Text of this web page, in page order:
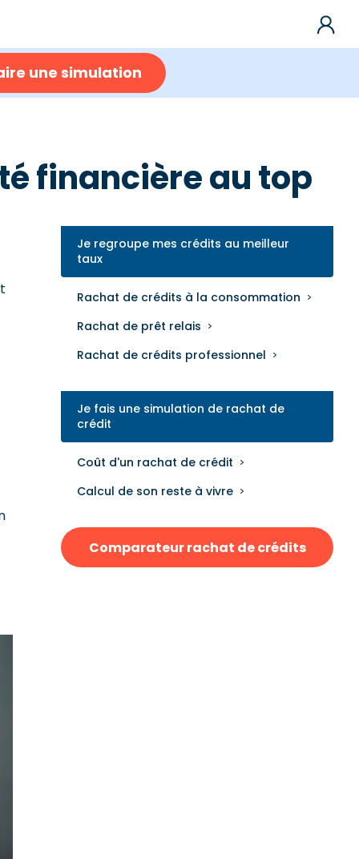
une simulation
financière au top
Je regroupe mes crédits au meilleur
taux
Rachat de crédits à la consommation
Rachat de prêt relais
Rachat de crédits professionnel
Je fais une simulation de rachat de
crédit
Coût d'un rachat de crédit
Calcul de son reste à vivre
Comparateur rachat de crédits